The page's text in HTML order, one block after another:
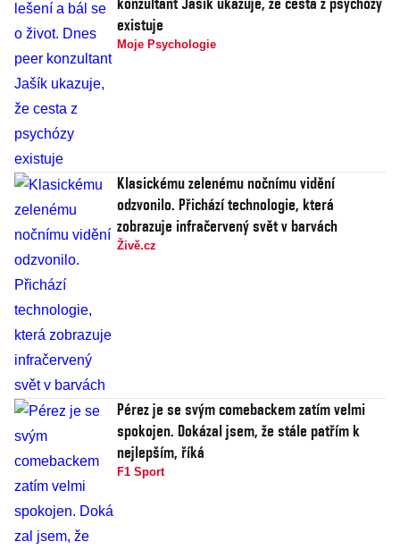
existuje
Moje Psychologie
Klasickému zelenému nočnímu vidění
odzvonilo. Přichází technologie, která
zobrazuje infračervený svět v barvách
Živě.cz
Pérez je se svým comebackem zatím velmi
spokojen. Dokázal jsem, že stále patřím k
nejlepším, říká
F1 Sport